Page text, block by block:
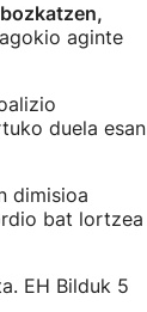
aginte
duela esan
dimisioa
bat lortzea
EH Bilduk 5